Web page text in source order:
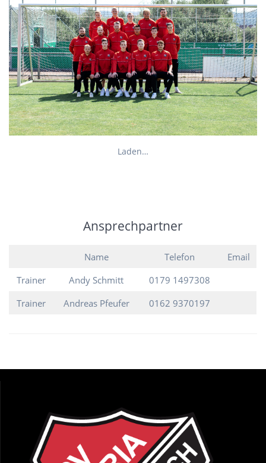
Laden…
Ansprechpartner
Name Telefon
Email
Trainer
Andy Schmitt
0179 1497308
Trainer
Andreas Pfeufer 0162 9370197